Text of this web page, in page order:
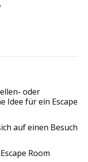
oder
Idee für ein Escape
auf einen Besuch
Room